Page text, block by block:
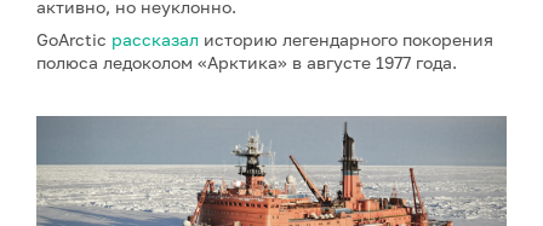
активно, но неуклонно.
GoArctic рассказал историю легендарного покорения
полюса ледоколом «Арктика» в августе 1977 года.